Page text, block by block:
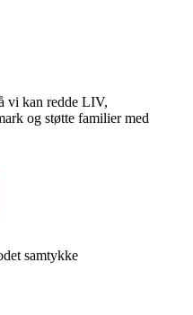
vi kan redde LIV,
og støtte familier med